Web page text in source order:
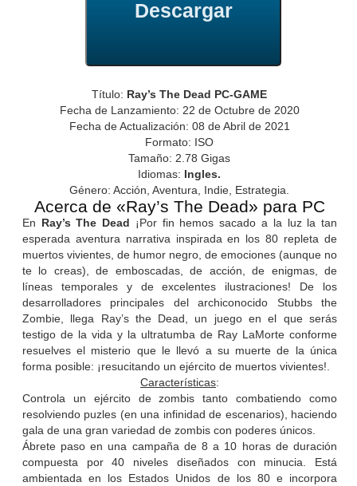
Descargar
Título: Ray’s The Dead PC-GAME
Fecha de Lanzamiento: 22 de Octubre de 2020
Fecha de Actualización: 08 de Abril de 2021
Formato: ISO
Tamaño: 2.78 Gigas
Idiomas: Ingles.
Género: Acción, Aventura, Indie, Estrategia.
Acerca de «Ray’s The Dead» para PC
En Ray’s The Dead ¡Por fin hemos sacado a la luz la tan
esperada aventura narrativa inspirada en los 80 repleta de
muertos vivientes, de humor negro, de emociones (aunque no
te lo creas), de emboscadas, de acción, de enigmas, de
líneas temporales y de excelentes ilustraciones! De los
desarrolladores principales del archiconocido Stubbs the
Zombie, llega Ray’s the Dead, un juego en el que serás
testigo de la vida y la ultratumba de Ray LaMorte conforme
resuelves el misterio que le llevó a su muerte de la única
forma posible: ¡resucitando un ejército de muertos vivientes!.
Características:
Controla un ejército de zombis tanto combatiendo como
resolviendo puzles (en una infinidad de escenarios), haciendo
gala de una gran variedad de zombis con poderes únicos.
Ábrete paso en una campaña de 8 a 10 horas de duración
compuesta por 40 niveles diseñados con minucia. Está
ambientada en los Estados Unidos de los 80 e incorpora